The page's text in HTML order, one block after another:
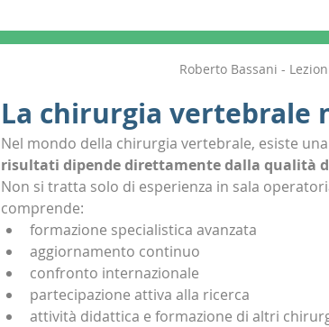
Roberto Bassani -
La chirurgia vertebrale
Nel mondo della chirurgia vertebrale, esiste
risultati dipende direttamente dalla qualità
Non si tratta solo di esperienza in sala
comprende:
formazione specialistica avanzata
aggiornamento continuo
confronto internazionale
partecipazione attiva alla ricerca
attività didattica e formazione di altri